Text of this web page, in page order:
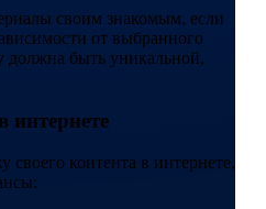
своим знакомым, если
от выбранного
должна быть уникальной,
интернете
контента в интернете,